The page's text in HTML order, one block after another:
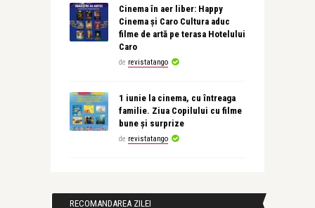
Cinema în aer liber: Happy
Cinema și Caro Cultura aduc
filme de artă pe terasa Hotelului
Caro
de revistatango
1 iunie la cinema, cu întreaga
familie. Ziua Copilului cu filme
bune și surprize
de revistatango
RECOMANDAREA ZILEI